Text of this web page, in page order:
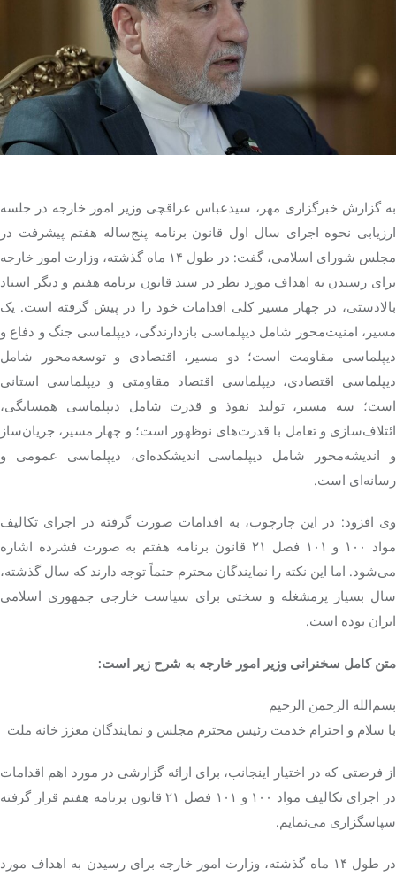
پایگاه خبری آبان
خرید موتور ایمپلنت
به گزارش خبرگزاری مهر، سیدعباس عراقچی وزیر امور خارجه در جلسه
ارزیابی نحوه اجرای سال اول قانون برنامه پنج‌ساله هفتم پیشرفت در
مجلس شورای اسلامی، گفت: در طول ۱۴ ماه گذشته، وزارت امور خارجه
برای رسیدن به اهداف مورد نظر در سند قانون برنامه هفتم و دیگر اسناد
بالادستی، در چهار مسیر کلی اقدامات خود را در پیش گرفته است. یک
مسیر، امنیت‌محور شامل دیپلماسی بازدارندگی، دیپلماسی جنگ و دفاع و
دیپلماسی مقاومت است؛ دو مسیر، اقتصادی و توسعه‌محور شامل
دیپلماسی اقتصادی، دیپلماسی اقتصاد مقاومتی و دیپلماسی استانی
است؛ سه مسیر، تولید نفوذ و قدرت شامل دیپلماسی همسایگی،
ائتلاف‌سازی و تعامل با قدرت‌های نوظهور است؛ و چهار مسیر، جریان‌ساز
و اندیشه‌محور شامل دیپلماسی اندیشکده‌ای، دیپلماسی عمومی و
رسانه‌ای است.
وی افزود: در این چارچوب، به اقدامات صورت گرفته در اجرای تکالیف
مواد ۱۰۰ و ۱۰۱ فصل ۲۱ قانون برنامه هفتم به صورت فشرده اشاره
می‌شود. اما این نکته را نمایندگان محترم حتماً توجه دارند که سال گذشته،
سال بسیار پرمشغله و سختی برای سیاست خارجی جمهوری اسلامی
ایران بوده است.
متن کامل سخنرانی وزیر امور خارجه به شرح زیر است:
بسم‌الله الرحمن الرحیم
با سلام و احترام خدمت رئیس محترم مجلس و نمایندگان معزز خانه ملت
از فرصتی که در اختیار اینجانب، برای ارائه گزارشی در مورد اهم اقدامات
در اجرای تکالیف مواد ۱۰۰ و ۱۰۱ فصل ۲۱ قانون برنامه هفتم قرار گرفته
سپاسگزاری می‌نمایم.
در طول ۱۴ ماه گذشته، وزارت امور خارجه برای رسیدن به اهداف مورد